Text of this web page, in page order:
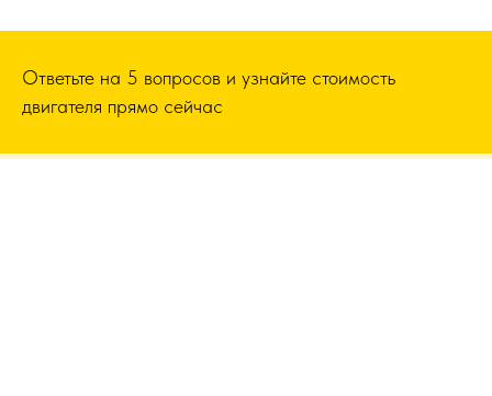
Ответьте на 5 вопросов и узнайте стоимость
двигателя прямо сейчас